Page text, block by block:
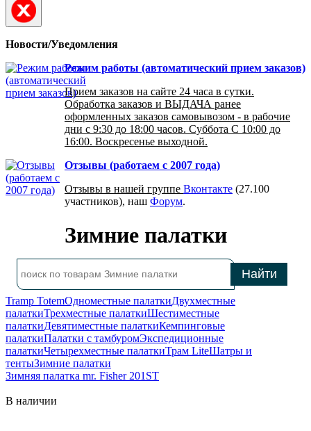
Новости/Уведомления
Режим работы (автоматический прием заказов)
Прием заказов на сайте 24 часа в сутки.
Обработка заказов и ВЫДАЧА ранее
оформленных заказов самовывозом - в рабочие
дни с 9:30 до 18:00 часов. Суббота С 10:00 до
16:00. Воскресенье выходной.
Отзывы (работаем с 2007 года)
Отзывы в нашей группе Вконтакте (27.100
участников), наш Форум.
Зимние палатки
Tramp TotemОдноместные палаткиДвухместные
палаткиТрехместные палаткиШестиместные
палаткиДевятиместные палаткиКемпинговые
палаткиПалатки с тамбуромЭкспедиционные
палаткиЧетырехместные палаткиТрам LiteШатры и
тентыЗимние палатки
Зимняя палатка mr. Fisher 201ST
В наличии